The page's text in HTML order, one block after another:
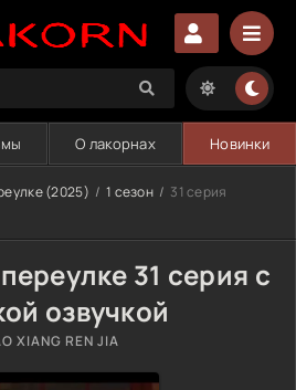
О лакорнах Новинки
(2025) 1 сезон 31 серия
31 серия с
озвучкой
XIANG REN JIA